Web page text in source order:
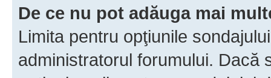
De ce nu pot adăuga mai
Limita pentru opţiunile
administratorul forumului. Dacă